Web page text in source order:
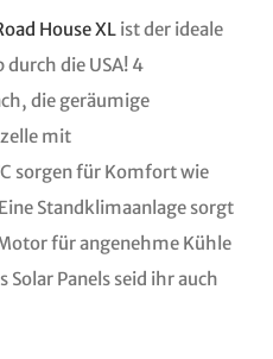
House XList der ideale
die USA! 4
die geräumige
mit
sorgen für Komfort wie
Standklimaanlage sorgt
für angenehme Kühle
Panels seid ihr auch